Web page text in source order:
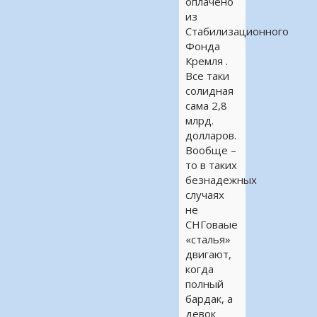
из
Стабилизационного
Фонда
Кремля .
Все таки
солидная
сама 2,8
млрд.
долларов.
Вообще –
то в таких
безнадежных
случаях
не
СНГоваые
«сталья»
двигают,
когда
полный
бардак, а
девок